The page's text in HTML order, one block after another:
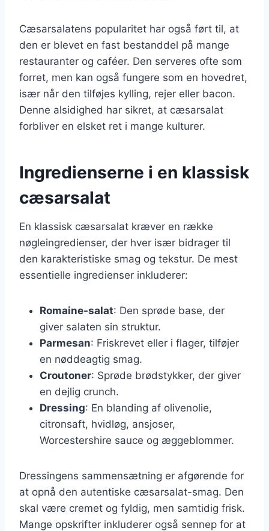
Cæsarsalatens popularitet har også ført til, at
den er blevet en fast bestanddel på mange
restauranter og caféer. Den serveres ofte som
forret, men kan også fungere som en hovedret,
især når den tilføjes kylling, rejer eller bacon.
Denne alsidighed har sikret, at cæsarsalat
forbliver en elsket ret i mange kulturer.
Ingredienserne i en klassisk
cæsarsalat
En klassisk cæsarsalat kræver en række
nøgleingredienser, der hver især bidrager til
den karakteristiske smag og tekstur. De mest
essentielle ingredienser inkluderer:
Romaine-salat: Den sprøde base, der
giver salaten sin struktur.
Parmesan: Friskrevet eller i flager, tilføjer
en nøddeagtig smag.
Croutoner: Sprøde brødstykker, der giver
en dejlig crunch.
Dressing: En blanding af olivenolie,
citronsaft, hvidløg, ansjoser,
Worcestershire sauce og æggeblommer.
Dressingens sammensætning er afgørende for
at opnå den autentiske cæsarsalat-smag. Den
skal være cremet og fyldig, men samtidig frisk.
Mange opskrifter inkluderer også sennep for at